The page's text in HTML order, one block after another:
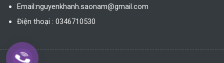
Email:nguyenkhanh.saonam@gmail.com
Điện thoại : 0346710530